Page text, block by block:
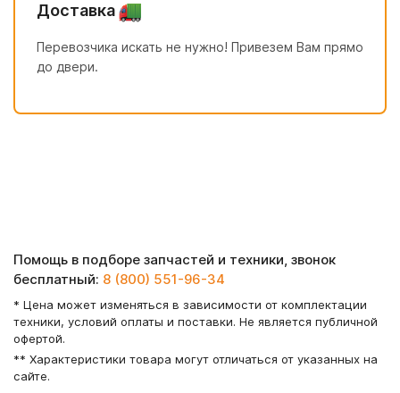
Доставка
Перевозчика искать не нужно! Привезем Вам прямо
до двери.
Помощь в подборе запчастей и техники, звонок
бесплатный: 8 (800) 551-96-34
* Цена может изменяться в зависимости от комплектации
техники, условий оплаты и поставки. Не является публичной
офертой.
** Характеристики товара могут отличаться от указанных на
сайте.